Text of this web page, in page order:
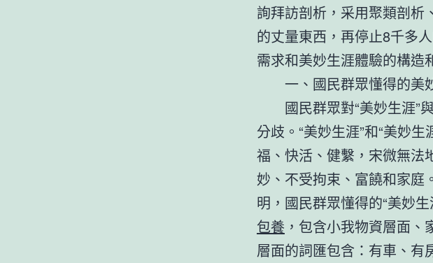
詢拜訪剖析，采用聚類剖析
的丈量東西，再停止8千多
需求和美妙生涯體驗的構造
一、國民群眾懂得的美
國民群眾對“美妙生涯”與
分歧。“美妙生涯”和“美妙
福、快活、健繫，宋微無法
妙、不受拘束、富饒和家庭
明，國民群眾懂得的“美妙
包養 ，包含小我物資層面
層面的詞匯包含：有車、有